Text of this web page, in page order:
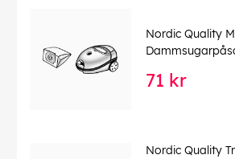
Nordic Quality
71 kr
Nordic Quality